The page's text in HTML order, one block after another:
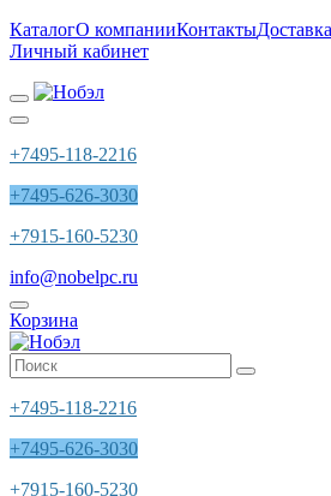
КаталогО компанииКонтакты
Личный кабинет
+7495-118-2216
+7495-626-3030
+7915-160-5230
info@nobelpc.ru
Корзина
+7495-118-2216
+7495-626-3030
+7915-160-5230